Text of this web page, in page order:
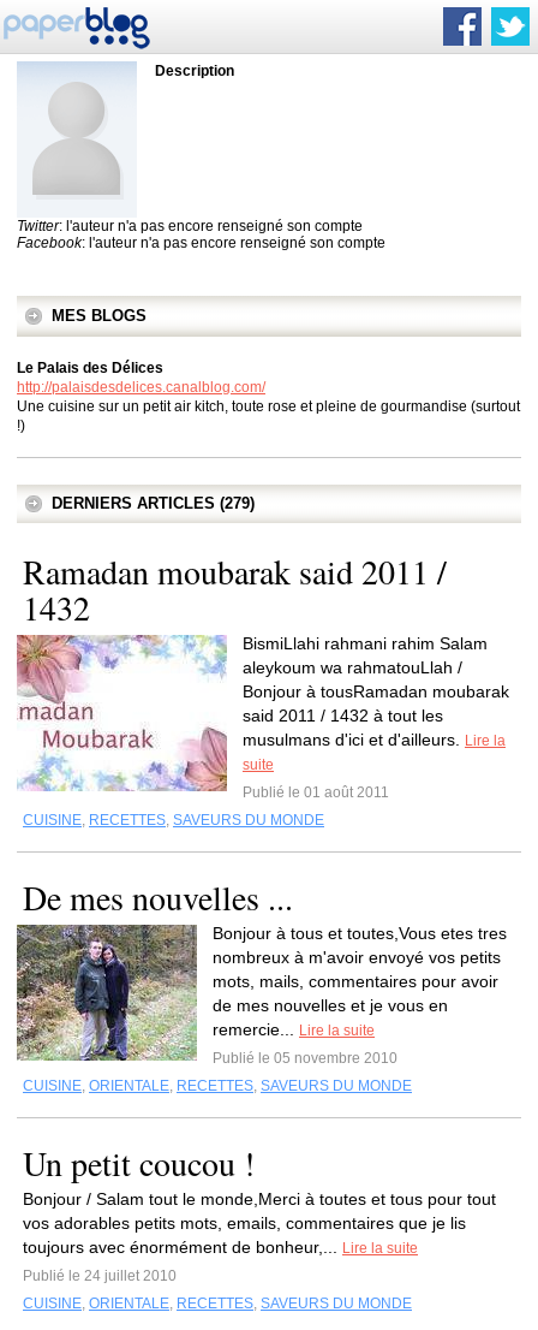
Description
Twitter: l'auteur n'a pas encore renseigné son compte
Facebook: l'auteur n'a pas encore renseigné son compte
MES BLOGS
Le Palais des Délices
http://palaisdesdelices.canalblog.com/
Une cuisine sur un petit air kitch, toute rose et pleine de gourmandise (surtout
!)
DERNIERS ARTICLES (279)
Ramadan moubarak said 2011 /
1432
BismiLlahi rahmani rahim Salam
aleykoum wa rahmatouLlah /
Bonjour à tousRamadan moubarak
said 2011 / 1432 à tout les
musulmans d'ici et d'ailleurs.
Lire la
suite
Publié le 01 août 2011
CUISINE, RECETTES, SAVEURS DU MONDE
De mes nouvelles ...
Bonjour à tous et toutes,Vous etes tres
nombreux à m'avoir envoyé vos petits
mots, mails, commentaires pour avoir
de mes nouvelles et je vous en
remercie...
Lire la suite
Publié le 05 novembre 2010
CUISINE, ORIENTALE, RECETTES, SAVEURS DU MONDE
Un petit coucou !
Bonjour / Salam tout le monde,Merci à toutes et tous pour tout
vos adorables petits mots, emails, commentaires que je lis
toujours avec énormément de bonheur,...
Lire la suite
Publié le 24 juillet 2010
CUISINE, ORIENTALE, RECETTES, SAVEURS DU MONDE